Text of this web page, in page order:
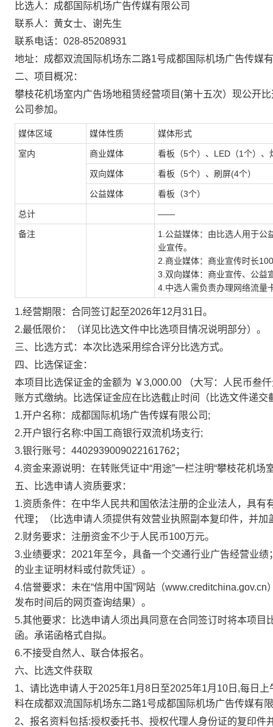
比选人：成都国际机场广告传媒有限公司
联系人：黄女士、谢先生
联系电话：028-85208931
地址：成都双流国际机场东二路1号成都国际机场广告传媒
二、项目概况：
攀枝花机场室内广告场地租赁经营项目(第十五次）现公开
公司参加。
媒体区域 媒体性质 媒体形式
室内 商业媒体 看板（5个）、LED（1个）、
双向媒体 看板（5个）、刷屏(4个）
公益媒体 看板（3个）
总计 ——
备注 1. 公益媒体：由比选人用于公
业宣传。
2. 商业媒体：商业宣传时长
3. 双向媒体：商业宣传、公益
4. 中选人需负责办理网络流量
1.经营期限：合同签订起至2026年12月31日。
2.最低限价：（详见比选文件中比选项目情况说明部分）。
三、比选方式：本次比选采用综合评分比选方式。
四、比选保证金：
本项目比选保证金的金额为 ￥3,000.00 （大写：人民币叁
账方式缴纳。比选保证金应在比选截止时间（比选文件递交
1.开户名称：成都国际机场广告传媒有限公司;
2.开户银行名称:中国工商银行双流机场支行;
3.银行账号：4402939009022161762；
4.资金来源说明：在转账凭证中“用途”一栏注明“攀枝花机
五、比选申请人资质要求：
1.资质条件：在中华人民共和国依法注册的企业法人，具
代理；（比选申请人须提供有效营业执照副本复印件，并加
2.财务要求：注册资金不少于人民币100万元。
3.业绩要求：2021年至今，具备一个交通行业广告经营业
的业主证明材料或付款凭证）。
4.信誉要求：未在“信用中国”网站（
发布时间后的网页查询结果）。
5.其他要求：比选申请人须出具同意在合同签订时将本项
函。承诺函格式自拟。
6.不接受自然人、联合体报名。
六、比选文件获取
1、请比选申请人于2025年1月8日至2025年1月10日,每日
料在成都双流国际机场东二路1号成都国际机场广告传媒有
2、报名资料包括:授权委托书、授权代理人身份证的复印件